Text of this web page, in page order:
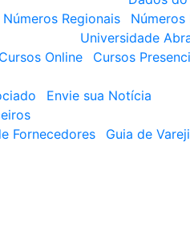
Números Regionais Números
Universidade
Cursos Online Cursos
Envie sua Notícia
Fornecedores Guia de